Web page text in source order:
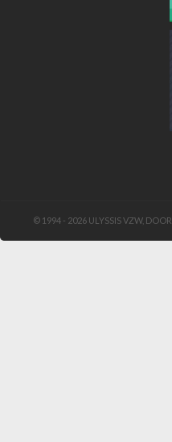
© 1994 - 2026 ULYSSIS VZW, DOOR